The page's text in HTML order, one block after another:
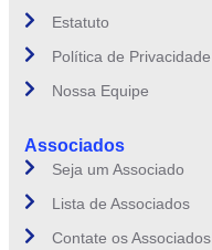
Estatuto
Política de Privacidade
Nossa Equipe
Associados
Seja um Associado
Lista de Associados
Contate os Associados